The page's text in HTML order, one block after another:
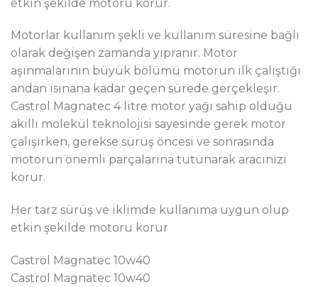
etkin şekilde motoru korur.
Motorlar kullanım şekli ve kullanım süresine bağlı
olarak değişen zamanda yıpranır. Motor
aşınmalarının büyük bölümü motorun ilk çalıştığı
andan ısınana kadar geçen sürede gerçekleşir.
Castrol Magnatec 4 litre motor yağı sahip olduğu
akıllı molekül teknolojisi sayesinde gerek motor
çalışırken, gerekse sürüş öncesi ve sonrasında
motorun önemli parçalarına tutunarak aracınızı
korur.
Her tarz sürüş ve iklimde kullanıma uygun olup
etkin şekilde motoru korur
Castrol Magnatec 10w40
Castrol Magnatec 10w40